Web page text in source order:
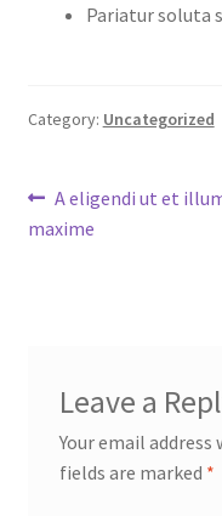
Pariatur soluta
Category: Uncategorized
Post
navigation
Previous
post:
A eligendi ut et
maxime
Leave a
Your email
fields are marked *